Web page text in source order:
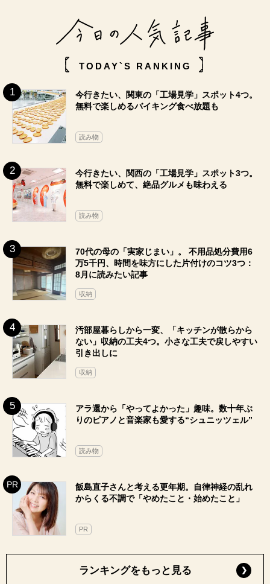
TODAY`S RANKING
今行きたい、関東の「工場見学」スポット4つ。
無料で楽しめるバイキング食べ放題も
読み物
今行きたい、関西の「工場見学」スポット3つ。
無料で楽しめて、絶品グルメも味わえる
読み物
70代の母の「実家じまい」。 不用品処分費用6
万5千円、時間を味方にした片付けのコツ3つ：
8月に読みたい記事
収納
汚部屋暮らしから一変、「キッチンが散らから
ない」収納の工夫4つ。小さな工夫で戻しやすい
引き出しに
収納
アラ還から「やってよかった」趣味。数十年ぶ
りのピアノと音楽家も愛する“シュニッツェル”
読み物
飯島直子さんと考える更年期。自律神経の乱れ
からくる不調で「やめたこと・始めたこと」
PR
ランキングをもっと見る